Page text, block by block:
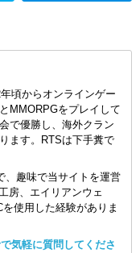
頃からオンラインゲー
MMORPGをプレイして
で優勝し、海外クラン
ます。RTSは下手糞で
、趣味で当サイトを運営
房、エイリアンウェ
使用した経験がありま
気軽に質問してくださ